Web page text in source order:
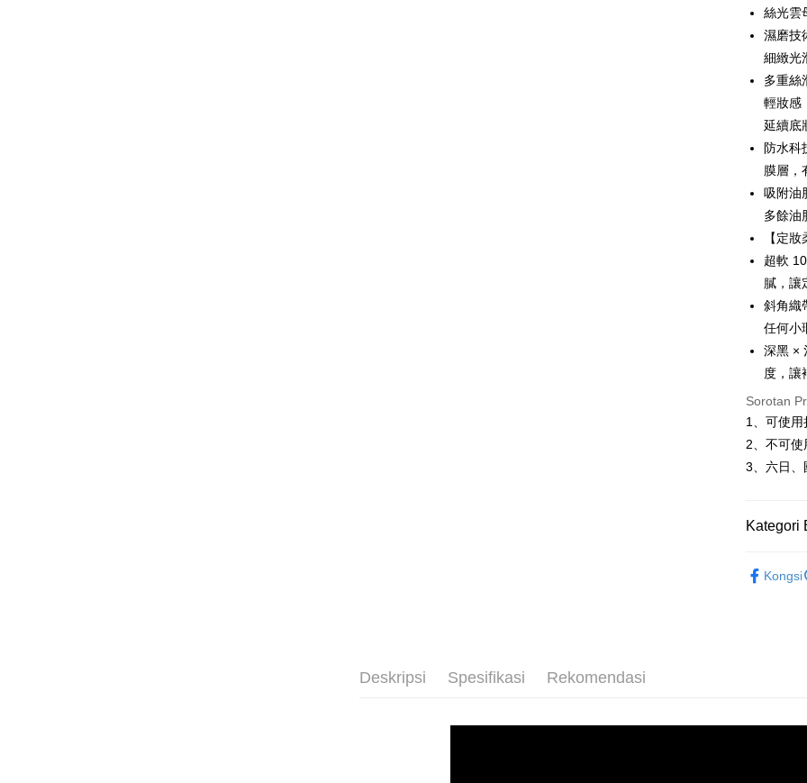
Pertama,
Kemudian
1.
2. Anda
3. Tiada
4.
manakala
AFTEE.
5. Tiada
dalam
aplikasi
Sila ambil
Tempoh
Anda
boleh
produk
lebih
pesanan.
1. Jumlah
2. Amaun
3. Pada
Pilihan
全家-取貨
NT$80/
付款後-全
NT$80/
萊爾富-取
NT$80/
NT$1,080
付款後-
NT$1,080
7-11-取貨
NT$80/
付款後-7-
NT$1,080
NT$1,080
絲光雲
濕磨技
細緻光
多重絲
輕妝感
延續底
防水科
膜層，
吸附油
多餘油
【定
超軟
膩，讓
斜角織
任何小
深黑 ×
度，讓
Sorotan
1、可使
2、不可使
3、六日、
Kategori
Kongsi
Deskripsi Spesifikasi Rekomendasi